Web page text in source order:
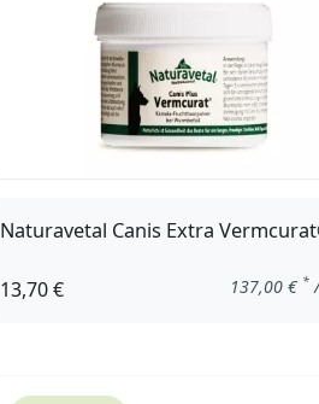
Naturavetal Canis Extra
13,70 € 137,00€ */